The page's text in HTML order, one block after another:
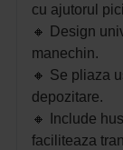
cu ajutorul
🔸
Design
manechin.
🔸 Se pliaza
depozitare.
🔸
Include
faciliteaza